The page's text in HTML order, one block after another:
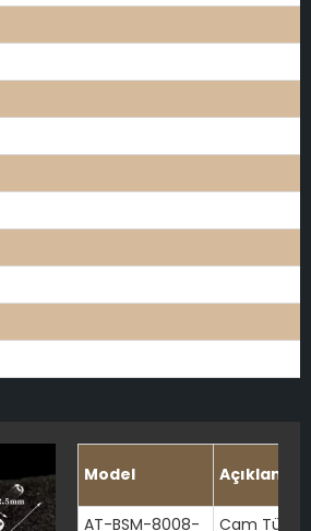
Model Açıklama
AT-BSM-8008- Cam